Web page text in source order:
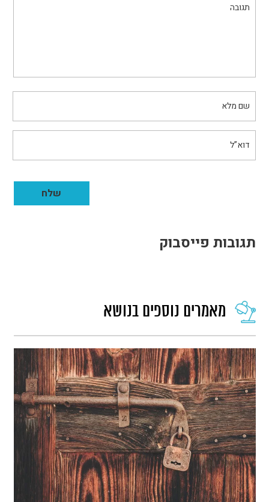
תגובות פייסבוק
מאמרים נוספים בנושא